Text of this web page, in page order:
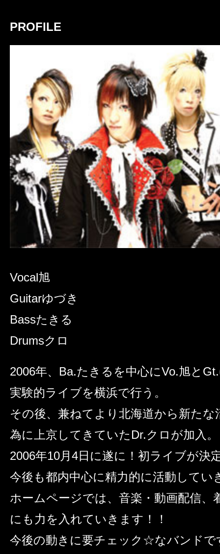
PROFILE
Vocal旭
Guitarゆづき
Bassたきる
Drumsクロ
2006年、Ba.たきるを中心にVo.旭と
実験的ライブを横浜で行う。
その後、兼ねてより北海道から新たな
為に上京してきていたDr.クロが加入。
2006年10月4日に遂に！初ライブが決
今後も都内中心に精力的に活動してい
ホームページでは、音楽・動画配信、
にも力を入れていきます！！
今後の動きに要チェック☆なバンドで